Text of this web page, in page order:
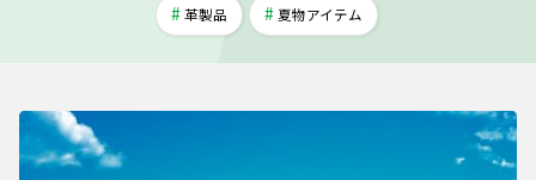
革製品 夏物アイテム